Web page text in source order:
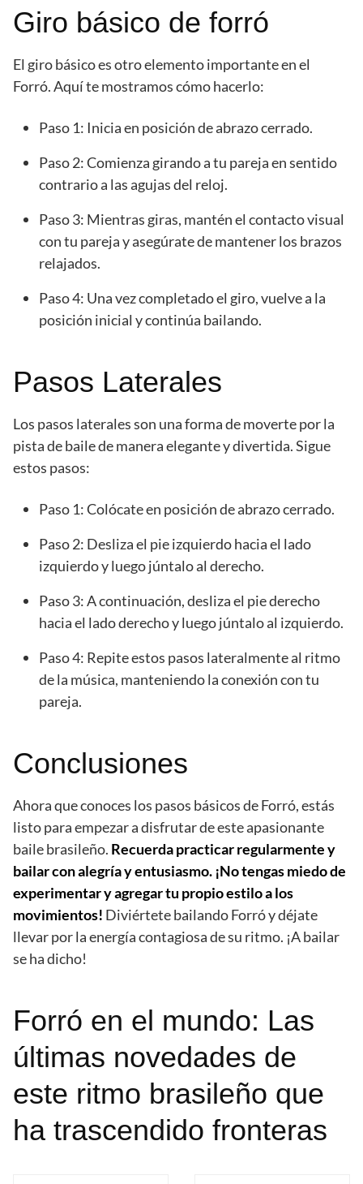
Giro básico de forró
El giro básico es otro elemento importante en el
Forró. Aquí te mostramos cómo hacerlo:
Paso 1: Inicia en posición de abrazo cerrado.
Paso 2: Comienza girando a tu pareja en sentido
contrario a las agujas del reloj.
Paso 3: Mientras giras, mantén el contacto visual
con tu pareja y asegúrate de mantener los brazos
relajados.
Paso 4: Una vez completado el giro, vuelve a la
posición inicial y continúa bailando.
Pasos Laterales
Los pasos laterales son una forma de moverte por la
pista de baile de manera elegante y divertida. Sigue
estos pasos:
Paso 1: Colócate en posición de abrazo cerrado.
Paso 2: Desliza el pie izquierdo hacia el lado
izquierdo y luego júntalo al derecho.
Paso 3: A continuación, desliza el pie derecho
hacia el lado derecho y luego júntalo al izquierdo.
Paso 4: Repite estos pasos lateralmente al ritmo
de la música, manteniendo la conexión con tu
pareja.
Conclusiones
Ahora que conoces los pasos básicos de Forró, estás
listo para empezar a disfrutar de este apasionante
baile brasileño. Recuerda practicar regularmente y
bailar con alegría y entusiasmo. ¡No tengas miedo de
experimentar y agregar tu propio estilo a los
movimientos! Diviértete bailando Forró y déjate
llevar por la energía contagiosa de su ritmo. ¡A bailar
se ha dicho!
Forró en el mundo: Las
últimas novedades de
este ritmo brasileño que
ha trascendido fronteras